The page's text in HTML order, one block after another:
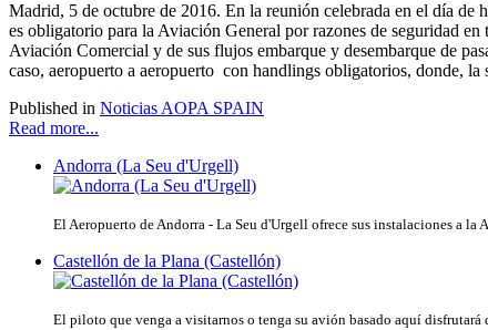
Madrid, 5 de octubre de 2016. En la reunión celebrada en el día
es obligatorio para la Aviación General por razones de seguridad
Aviación Comercial y de sus flujos embarque y desembarque de
caso, aeropuerto a aeropuerto con handlings obligatorios, donde,
Published in Noticias AOPA SPAIN
Read more...
Andorra (La Seu d'Urgell)
El Aeropuerto de Andorra - La Seu d'Urgell ofrece sus instalaciones a
Castellón de la Plana (Castellón)
El piloto que venga a visitarnos o tenga su avión basado aquí